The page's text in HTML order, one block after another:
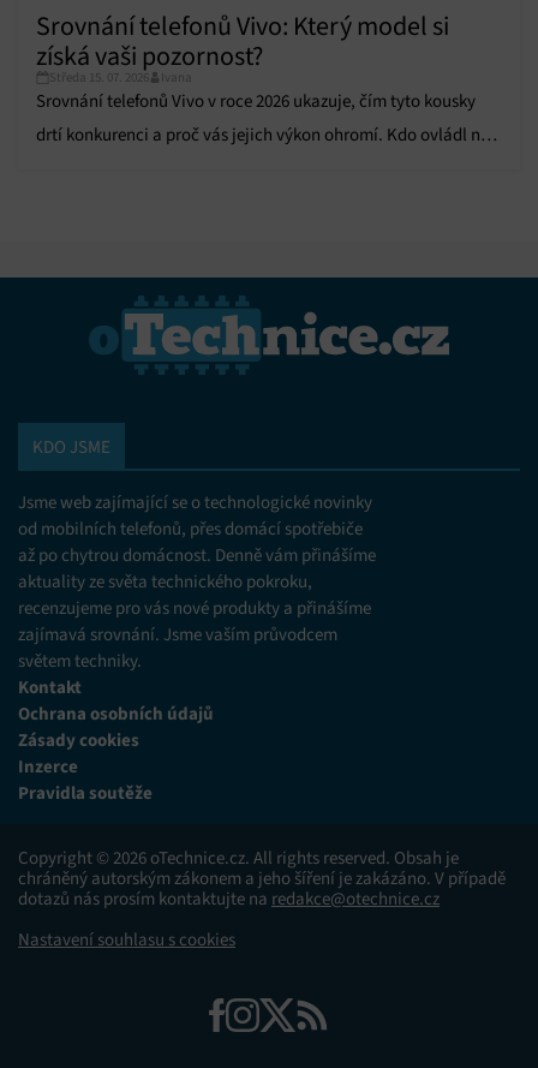
Srovnání telefonů Vivo: Který model si
získá vaši pozornost?
Středa 15. 07. 2026 Ivana
Srovnání telefonů Vivo v roce 2026 ukazuje, čím tyto kousky
drtí konkurenci a proč vás jejich výkon ohromí. Kdo ovládl náš
KDO JSME
Jsme web zajímající se o technologické novinky
od mobilních telefonů, přes domácí spotřebiče
až po chytrou domácnost. Denně vám přinášíme
aktuality ze světa technického pokroku,
recenzujeme pro vás nové produkty a přinášíme
zajímavá srovnání. Jsme vaším průvodcem
světem techniky.
Kontakt
Ochrana osobních údajů
Zásady cookies
Inzerce
Pravidla soutěže
Copyright © 2026 oTechnice.cz. All rights reserved. Obsah je
chráněný autorským zákonem a jeho šíření je zakázáno. V případě
dotazů nás prosím kontaktujte na redakce@otechnice.cz
Nastavení souhlasu s cookies